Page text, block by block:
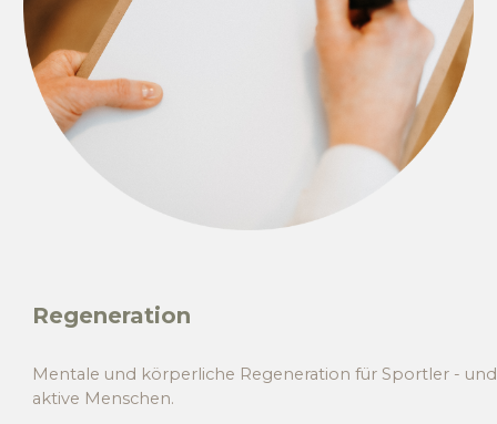
Regeneration
Mentale und körperliche Regeneration für Sportler - und
aktive Menschen.